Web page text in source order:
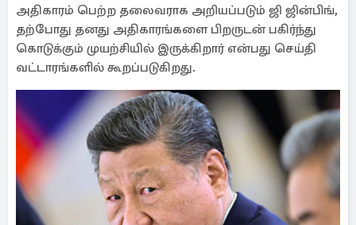
அதிகாரம் பெற்ற தலைவராக அறியப்படும் ஜி ஜின்பிங்,
தற்போது தனது அதிகாரங்களை பிறருடன் பகிர்ந்து
கொடுக்கும் முயற்சியில் இருக்கிறார் என்பது செய்தி
வட்டாரங்களில் கூறப்படுகிறது.